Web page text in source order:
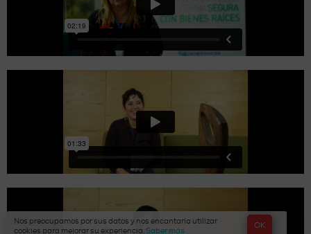
Nos preocupamos por sus datos y nos encantaría utilizar
cookies para mejorar su experiencia.Saber más
OK